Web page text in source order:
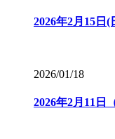
2026年2月15日
2026/01/18
2026年2月11日